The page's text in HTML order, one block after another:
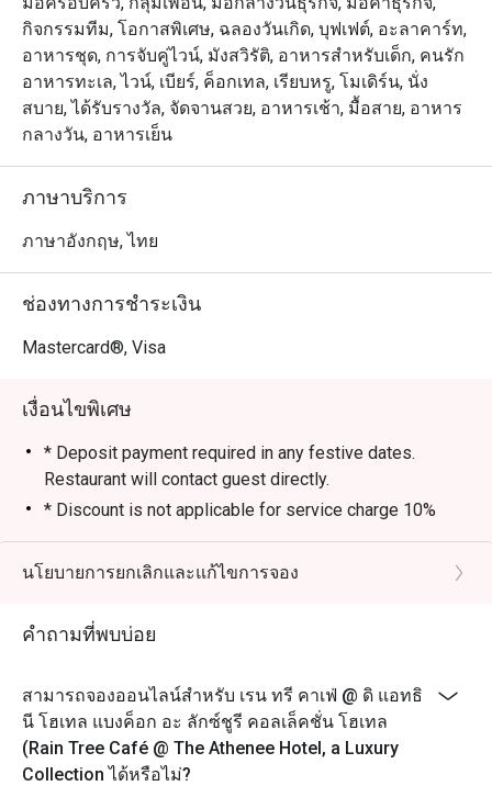
provided in the
Staffs were
attentive. Khun
my experience at
and kitchen
were too sweet.
ทั้งไทย ญี่ปุ่น จีน อาหารยุโรป อินเดียและขนมหวาน จะจัด
เตรียมเมนูพิเศษในแบบที่พวกเขาถนัด มาจัดวางให้ท่านเลือก
รับประทานอย่างจุใจ รูปลักษณ์ใหม่เป็นสไตล์ไทย นีโอ-โค
โลเนียล ใช้เฟอร์นิเจอร์ที่หรูหรา มีรสนิยม แฝงความเป็น
เอกลักษณ์ไทยอย่างลงตัว
มีส่วนพื้นที่หลัก คือบริเวณ “เดอะ บรอนซ์ คิทเช่น” มี
เคาน์เตอร์บุฟเฟ่ต์ทั้งร้อนและเย็น ถัดมาจะพบ “ห้องวไลย”
ตกแต่งให้เหมือนห้องสมุด มองเห็นต้นไม้ใหญ่เรียงราย
สด้านนอก ให้คุณเลือกดื่ม รับประทานอาหาร ใกล้ๆ น้ำพุ ชม
บรรยากาศของถนนวิทยุ หรือจะเป็นพื้นที่สำหรับสูบบุหรี่ก็ได้
เช่นกัน
สัมผัสความหรูหราสไตล์ไทยร่วมสมัยที่ The Rain Tree Café
The Rain Tree Café เป็นการผสมผสานที่ลงตัวระหว่าง การ
ออกแบบสไตล์ไทยนีโอโคโลเนียลแบบร่วมสมัย ที่ให้ความ
รู้สึก หรูหราแต่แฝงไปด้วยความอบอุ่น บรรยากาศภายในได้
รับการออกแบบให้รับแสงธรรมชาติได้อย่างเต็มที่ สร้าง
อาหารเลิศรส & บริการเหนือระดับ
ที่ The Rain Tree Café แขกผู้มาเยือนจะได้ลิ้มลองเมนูอาหาร
ซึ่งรังสรรค์โดยทีมเชฟมากฝีมือ อีกทั้งยังมี บุฟเฟ่ต์ที่หลาก
หลาย พร้อมตัวเลือกเพื่อสุขภาพ เช่น มุมเครื่องดื่มน้ำผลไม้
สด ที่ให้แขกสามารถเลือกผักและผลไม้ได้เอง
กิจกรรมทีม, โอกาสพิเศษ, ฉลองวันเกิด, บุฟเฟต์, อะลาคาร์ท,
อาหารชุด, การจับคู่ไวน์, มังสวิรัติ, อาหารสำหรับเด็ก, คนรัก
อาหารทะเล, ไวน์, เบียร์, ค็อกเทล, เรียบหรู, โมเดิร์น, นั่ง
สบาย, ได้รับรางวัล, จัดจานสวย, อาหารเช้า, มื้อสาย, อาหาร
กลางวัน, อาหารเย็น
ภาษาบริการ
ภาษาอังกฤษ, ไทย
ช่องทางการชำระเงิน
Mastercard®, Visa
เงื่อนไขพิเศษ
* Deposit payment required in any festive dates.
Restaurant will contact guest directly.
* Discount is not applicable for service charge 10%
Lunch Buffet (Monday – Saturday): 12:00 PM – 2:30
PM
Dinner Buffet (Daily): 6:00 PM – 10:00 PM
beverage packages or beverage a la carte orders.
All prices are in THB and are exclusive of VAT and
service charges unless otherwise indicated under
special conditions.
นโยบายการยกเลิกและแก้ไขการจอง
คำถามที่พบบ่อย
สามารถจองออนไลน์สำหรับ เรน ทรี คาเฟ่ @ ดิ แอทธิ
นี โฮเทล แบงค็อก อะ ลักซ์ชูรี คอลเล็คชั่น โฮเทล
(Rain Tree Café @ The Athenee Hotel, a Luxury
Collection ได้หรือไม่?